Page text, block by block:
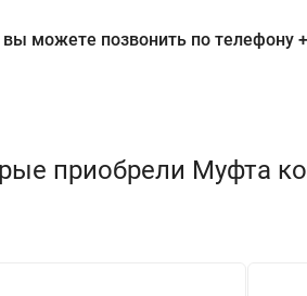
можете позвонить по телефону
приобрели Муфта